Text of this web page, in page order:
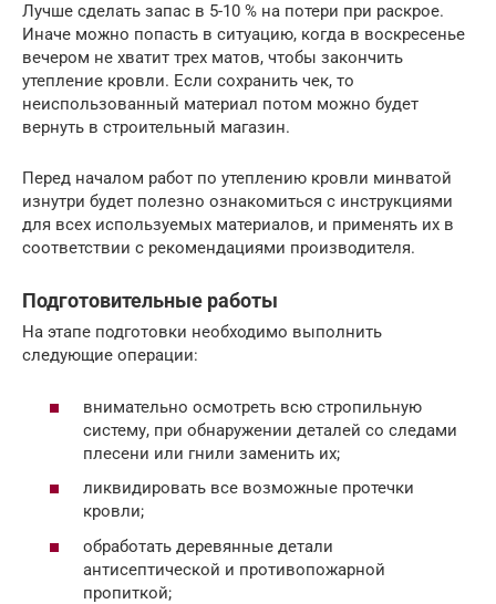
Лучше сделать запас в 5-10 % на потери при раскрое.
Иначе можно попасть в ситуацию, когда в воскресенье
вечером не хватит трех матов, чтобы закончить
утепление кровли. Если сохранить чек, то
неиспользованный материал потом можно будет
вернуть в строительный магазин.
Перед началом работ по утеплению кровли минватой
изнутри будет полезно ознакомиться с инструкциями
для всех используемых материалов, и применять их в
соответствии с рекомендациями производителя.
Подготовительные работы
На этапе подготовки необходимо выполнить
следующие операции:
внимательно осмотреть всю стропильную
систему, при обнаружении деталей со следами
плесени или гнили заменить их;
ликвидировать все возможные протечки
кровли;
обработать деревянные детали
антисептической и противопожарной
пропиткой;